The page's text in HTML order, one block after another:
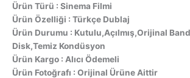
Ürün Türü : Sinema Filmi
Ürün Özelliği : Türkçe Dublaj
Ürün Durumu : Kutulu,Açılmış,Orijinal
Disk,Temiz Kondüsyon
Ürün Kargo : Alıcı Ödemeli
Ürün Fotoğrafı : Orijinal Ürüne Aittir